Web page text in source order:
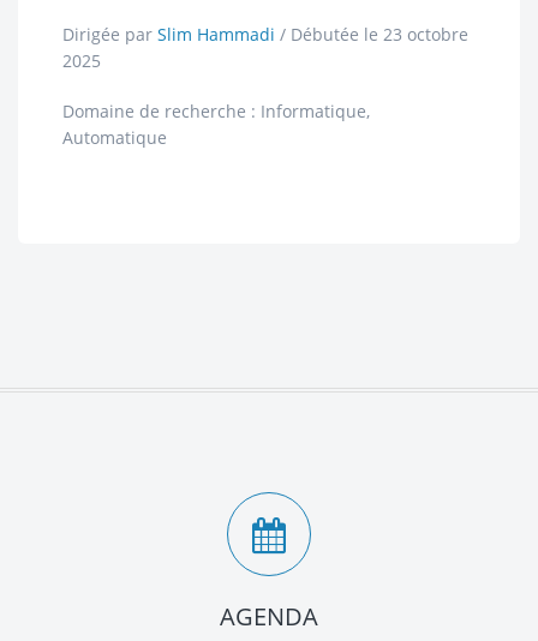
Dirigée par Slim Hammadi / Débutée le 23 octobre
2025
Domaine de recherche : Informatique,
Automatique
AGENDA